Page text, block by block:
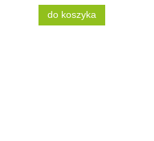
do koszyka